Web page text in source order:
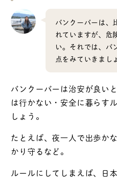
バンクーバーは、
れていますが、危
い。それでは、バ
点をみていきまし
バンクーバーは治安が良い
は行かない・安全に暮らす
しょう。
たとえば、夜一人で出歩か
かり守るなど。
ルールにしてしまえば、日